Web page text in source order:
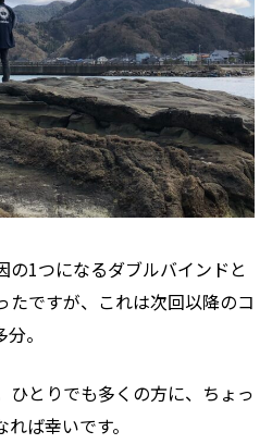
の1つになるダブルバインドと
たですが、これは次回以降のコ
。
ひとりでも多くの方に、ちょっ
ば幸いです。